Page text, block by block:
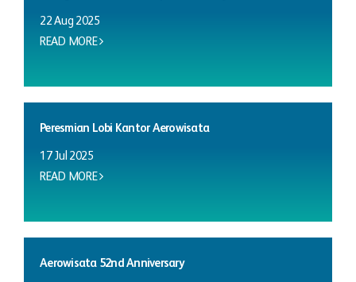
22 Aug 2025
READ MORE
Peresmian Lobi Kantor Aerowisata
17 Jul 2025
READ MORE
Aerowisata 52nd Anniversary